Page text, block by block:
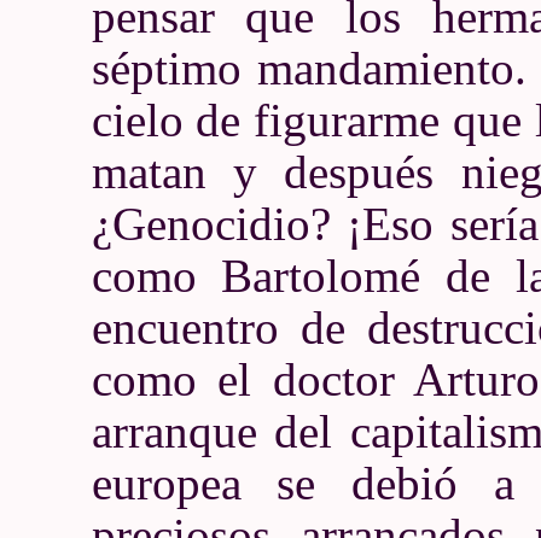
pensar que los
séptimo
cielo de figurarme que
matan y después
¿Genocidio? ¡Eso
como Bartolomé de
encuentro de
como el doctor
arranque del
europea se debió